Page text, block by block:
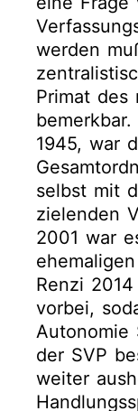
werden
Primat des
1945, war
selbst mit
zielenden
2001 war
Renzi
vorbei,
Autonomie
der SVP
weiter